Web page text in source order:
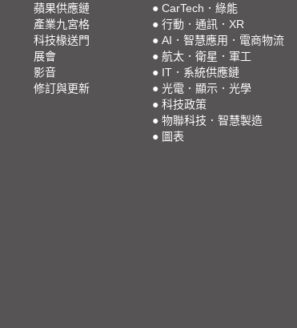
蘋果供應鏈
產業九宮格
科技椽送門
展會
影音
修訂與更新
● CarTech．綠能
● 行動．通訊．XR
● AI．智慧應用．電商物流
● 航太．衛星．軍工
● IT．系統供應鏈
● 光電．顯示．光學
● 科技政策
● 物聯科技．智慧製造
● 圖表